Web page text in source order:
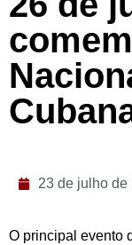
23 de julho de
O principal evento